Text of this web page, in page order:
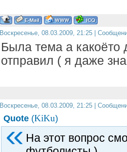
Воскресенье, 08.03.2009, 21:25 |
Была тема а какоёто
отправил ( я даже
Воскресенье, 08.03.2009, 21:25 |
Quote (KiKu)
На этот вопрос